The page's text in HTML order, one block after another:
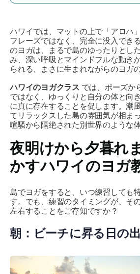
ハワイでは、マットの上で「アロハ
フレーズではなく、完全に没入でき
のヨガは、まるで島のゆったりとし
み、深い呼吸とマインドフルな動き
られる、まさに生まれながらのヨガ
ハワイのヨガクラス では、ポーズか
ではなく、ゆっくりと自分の体と向
に真に存在することを促します。潮
てリラックスした島の雰囲気が相ま
喧騒から隔絶された別世界のような
夜明けから夕暮れ
かすハワイのヨガ
島でヨガをすると、いつ練習しても
す。でも、練習のタイミングが、そ
左右することをご存知ですか？
朝：ビーチに昇る日の出